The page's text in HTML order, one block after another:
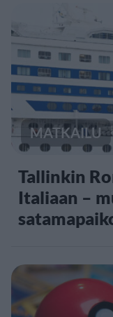
MATKAILU
Tallinkin
Italiaan –